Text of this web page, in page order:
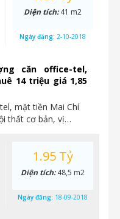
căn office-tel,
14 triệu giá 1,85
mặt tiền Mai Chí
thất cơ bản, vị…
Diện tích:41 m2
Ngày đăng: 2-10-2018
1.95 Tỷ
Diện tích:48,5 m2
Ngày đăng: 18-09-2018